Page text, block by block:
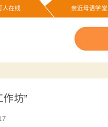
人在线 亲近母语学堂
坊”